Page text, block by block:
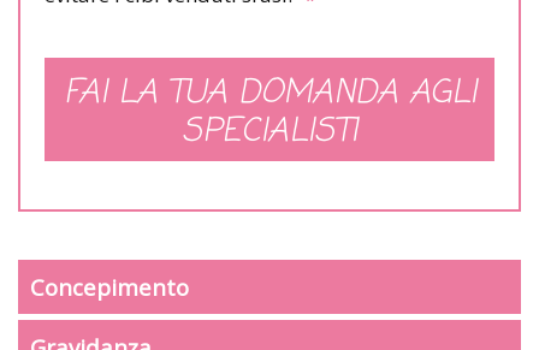
FAI LA TUA DOMANDA AGLI
SPECIALISTI
Concepimento